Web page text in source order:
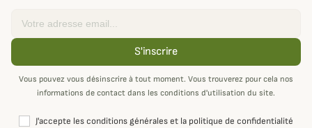
S'inscrire
Vous pouvez vous désinscrire à tout moment. Vous trouverez pour cela nos
informations de contact dans les conditions d'utilisation du site.
J'accepte les conditions générales et la politique de confidentialité